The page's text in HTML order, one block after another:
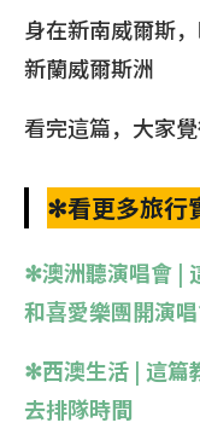
身在新南威爾斯
新蘭威爾斯洲
看完這篇，大家
✻看更多旅行
✻澳洲聽演唱會 |
和喜愛樂團開演
✻西澳生活 | 這篇
去排隊時間